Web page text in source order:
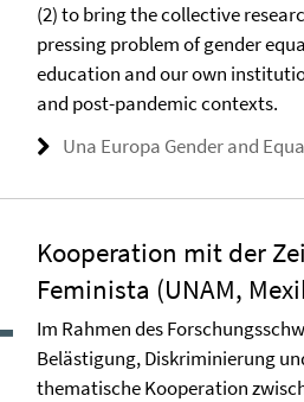
(2) to bring the collective
pressing problem of gender
education and our own
and post-pandemic contexts.
Una Europa Gender and
Kooperation mit der
Feminista (UNAM,
Im Rahmen des
Belästigung, Diskriminierung
thematische Kooperation